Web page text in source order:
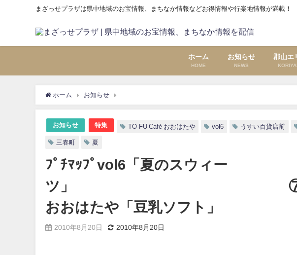
まざっせプラザは県中地域のお宝情報、まちなか情報などお得情報や行楽地情報が満載！
ホーム
HOME
お知らせ
NEWS
郡山エ
ホーム お知らせ
お知らせ 特集 TO-FU Café おおはたや vol6 うすい百貨店前
三春町 夏
ﾌﾟﾁﾏｯﾌﾟvol6「夏のスウィー
ツ」 ⑦三春町
おおはたや「豆乳ソフト」
2010年8月20日 2010年8月20日